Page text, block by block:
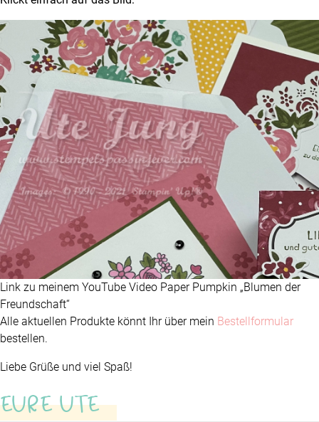
Link zu meinem YouTube Video Paper Pumpkin „Blumen der
Freundschaft“
Alle aktuellen Produkte könnt Ihr über mein Bestellformular
bestellen.
Liebe Grüße und viel Spaß!
EURE UTE